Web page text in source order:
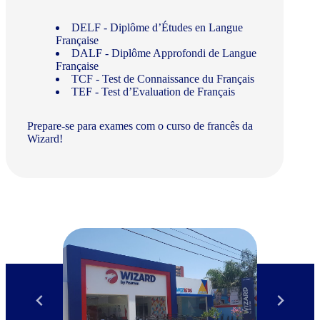
DELF - Diplôme d’Études en Langue
Française
DALF - Diplôme Approfondi de Langue
Française
TCF - Test de Connaissance du Français
TEF - Test d’Evaluation de Français
Prepare-se para exames com o curso de francês da
Wizard!